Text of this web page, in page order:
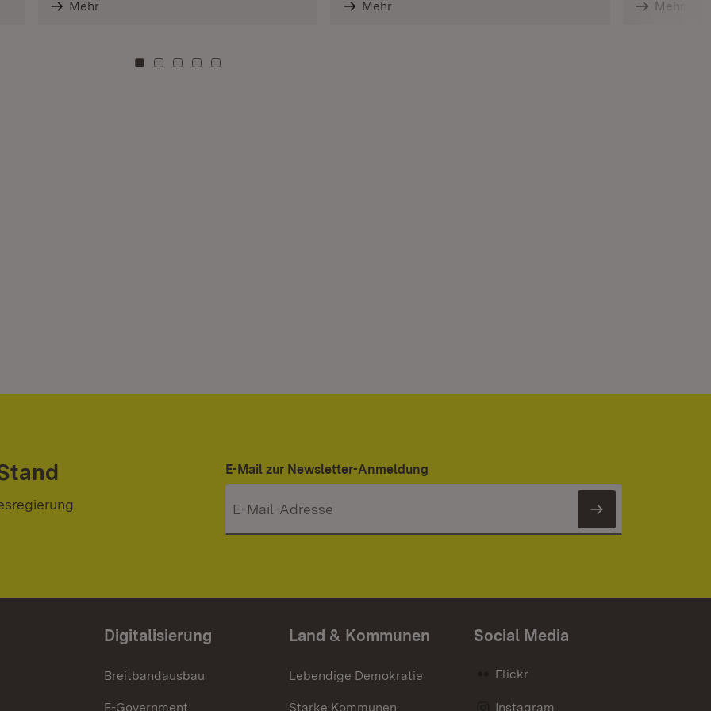
Mehr Mehr Mehr
Zu Kachel: 0
Zu Kachel: 3
Zu Kachel: 6
Zu Kachel: 9
Zu Kachel: 12
E-Mail zur Newsletter-Anmeldung
Newsletter
Digitalisierung
Breitbandausbau
E-Government
Land & Kommunen
Lebendige Demokratie
Starke Kommunen
Social Media
Flickr
Instagram